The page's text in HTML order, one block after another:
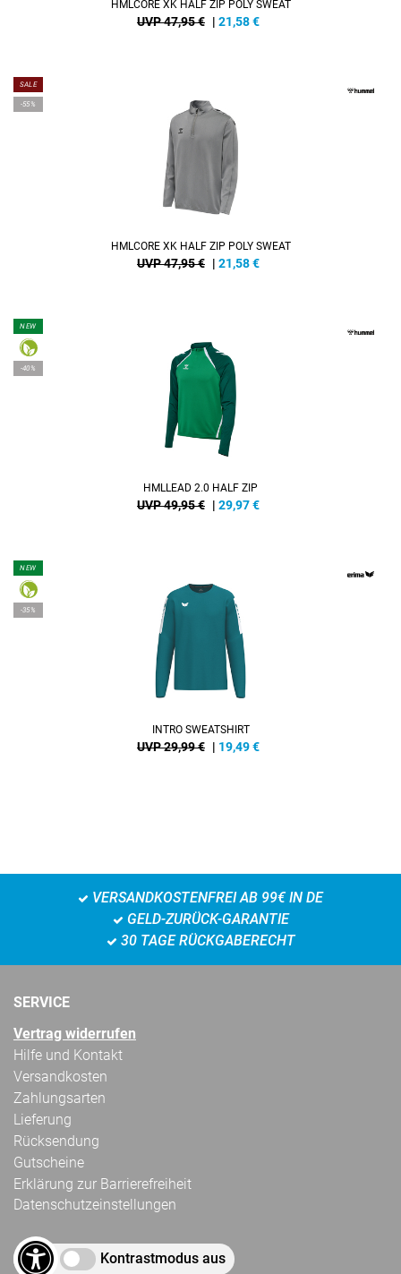
HMLCORE XK HALF ZIP POLY SWEAT
UVP 47,95 € | 21,58€
SALE
-55%
HMLCORE XK HALF ZIP POLY SWEAT
UVP 47,95 € | 21,58€
NEW
-40%
HMLLEAD 2.0 HALF ZIP
UVP 49,95 € | 29,97€
NEW
-35%
INTRO SWEATSHIRT
UVP 29,99 € | 19,49€
VERSANDKOSTENFREI AB 99€ IN DE
GELD-ZURÜCK-GARANTIE
30 TAGE RÜCKGABERECHT
SERVICE
Vertrag widerrufen
Hilfe und Kontakt
Versandkosten
Zahlungsarten
Lieferung
Rücksendung
Gutscheine
Erklärung zur Barrierefreiheit
Datenschutzeinstellungen
Kontrastmodus aus